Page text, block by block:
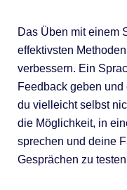
Das Üben mit einem
effektivsten
verbessern. Ein
Feedback geben
du vielleicht selbst
die Möglichkeit, in
sprechen und deine
Gesprächen zu